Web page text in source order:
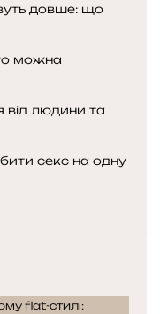
довше: що
можна
від людини та
секс на одну